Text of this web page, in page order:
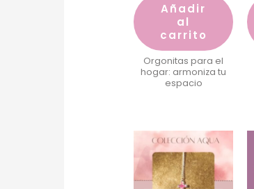
Añadir
al
carrito
Orgonitas para el
hogar: armoniza tu
espacio